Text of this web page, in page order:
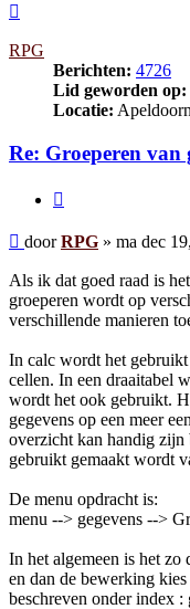
RPG
Berichten: 4726
Lid geworden op:
Locatie:
Re: Groeperen van
Bericht
doorRPG » ma dec
Als ik dat goed raad is
groeperen wordt op
verschillende manieren
In calc wordt het
cellen. In een draaitabel
wordt het ook gebruikt.
gegevens op een meer
overzicht kan handig zijn
gebruikt gemaakt wordt
De menu opdracht is:
menu --> gegevens -->
In het algemeen is het zo
en dan de bewerking
beschreven onder index :